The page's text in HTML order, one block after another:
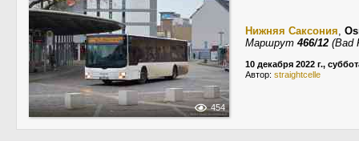
454
Нижняя Саксония,
Маршрут 466/12 (Bad
10 декабря 2022 г.,
Автор: straightcelle